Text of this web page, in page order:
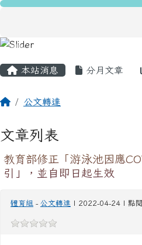
本站消息
回首頁公文轉達
教育部修正「游泳池因應